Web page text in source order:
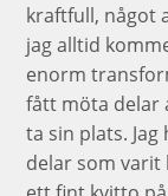
kraftfull, något
jag alltid
enorm
fått möta delar
ta sin plats.
delar som